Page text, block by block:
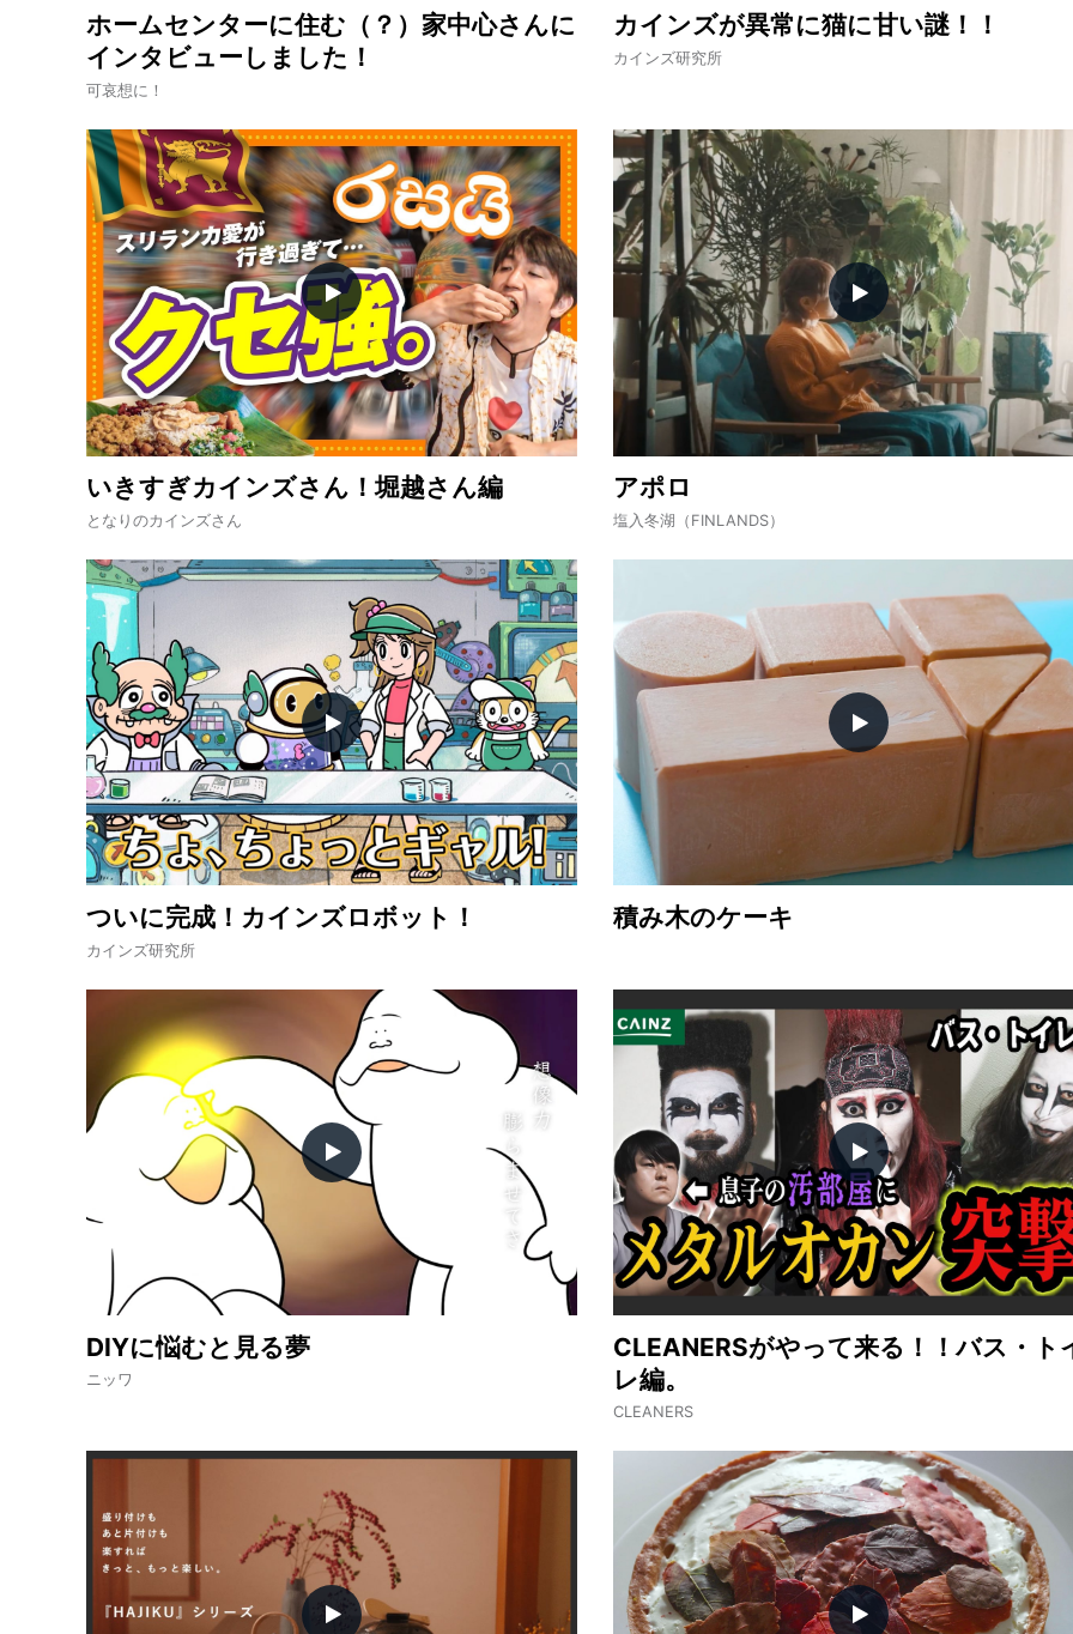
ホームセンターに住む（？）家中心さんに
インタビューしました！
可哀想に！
カインズが異常に猫に甘い謎！！
カインズ研究所
いきすぎカインズさん！堀越さん編
となりのカインズさん
アポロ
塩入冬湖（FINLANDS）
ついに完成！カインズロボット！
カインズ研究所
積み木のケーキ
DIYに悩むと見る夢
ニッワ
CLEANERSがやって来る！！バス・ト
レ編。
CLEANERS